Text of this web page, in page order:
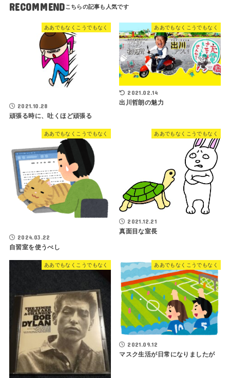
RECOMMEND
ああでもなくこうでもなく
2021.10.28
頑張る時に、吐くほど頑張る
ああでもなくこうでもなく
2021.02.14
出川哲朗の魅力
ああでもなくこうでもなく
2024.03.22
自習室を使うべし
ああでもなくこうでもなく
2021.12.21
真面目な室長
ああでもなくこうでもなく ああでもなくこうでもなく
2021.09.12
マスク生活が日常になりましたが